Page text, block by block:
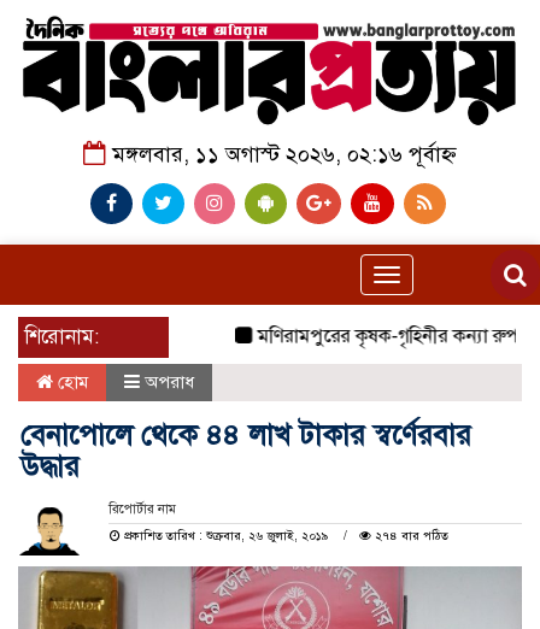
মঙ্গলবার, ১১ অগাস্ট ২০২৬, ০২:১৬ পূর্বাহ্ন
Toggle
navigation
শিরোনাম:
মণিরামপুরের কৃষক-গৃহিনীর কন্যা রুপা
হোম অপরাধ
বেনাপোলে থেকে ৪৪ লাখ টাকার স্বর্ণেরবার
উদ্ধার
রিপোর্টার নাম
প্রকাশিত তারিখ : শুক্রবার, ২৬ জুলাই, ২০১৯
২৭৪ বার পঠিত